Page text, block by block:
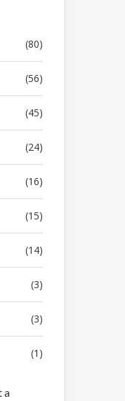
(80)
(56)
(45)
(24)
(16)
(15)
(14)
(3)
(3)
(1)
a